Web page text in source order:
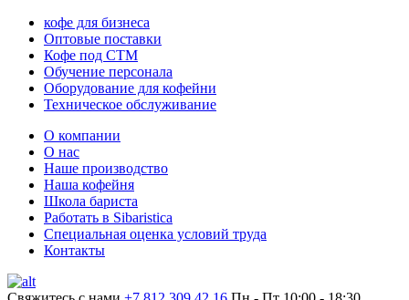
кофе для бизнеса
Оптовые поставки
Кофе под СТМ
Обучение персонала
Оборудование для кофейни
Техническое обслуживание
О компании
О нас
Наше производство
Наша кофейня
Школа бариста
Работать в Sibaristica
Специальная оценка условий труда
Контакты